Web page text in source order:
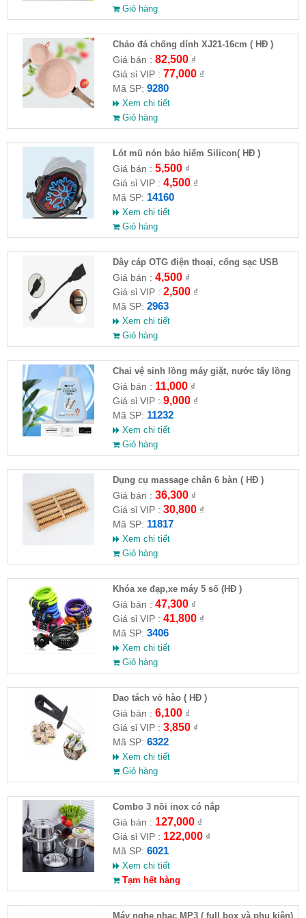
Giỏ hàng
Chảo đá chống dính XJ21-16cm ( HĐ )
Giá bán : 82,500₫
Giá sỉ VIP : 77,000₫
Mã SP: 9280
Xem chi tiết
Giỏ hàng
Lót mũ nón bảo hiểm Silicon( HĐ )
Giá bán : 5,500₫
Giá sỉ VIP : 4,500₫
Mã SP: 14160
Xem chi tiết
Giỏ hàng
Dây cáp OTG điện thoại, cổng sạc USB
Giá bán : 4,500₫
Giá sỉ VIP : 2,500₫
Mã SP: 2963
Xem chi tiết
Giỏ hàng
Chai vệ sinh lồng máy giặt, nước tẩy lồng
máy giặt CLEANING FLUID
Giá bán : 11,000₫
Giá sỉ VIP : 9,000₫
Mã SP: 11232
Xem chi tiết
Giỏ hàng
Dụng cụ massage chân 6 bàn ( HĐ )
Giá bán : 36,300₫
Giá sỉ VIP : 30,800₫
Mã SP: 11817
Xem chi tiết
Giỏ hàng
Khóa xe đạp,xe máy 5 số (HĐ )
Giá bán : 47,300₫
Giá sỉ VIP : 41,800₫
Mã SP: 3406
Xem chi tiết
Giỏ hàng
Dao tách vỏ hào ( HĐ )
Giá bán : 6,100₫
Giá sỉ VIP : 3,850₫
Mã SP: 6322
Xem chi tiết
Giỏ hàng
Combo 3 nồi inox có nắp
Giá bán : 127,000₫
Giá sỉ VIP : 122,000₫
Mã SP: 6021
Xem chi tiết
Tạm hết hàng
Máy nghe nhạc MP3 ( full box và phụ kiện)